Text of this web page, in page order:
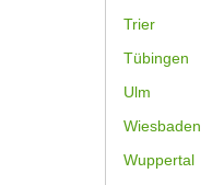
Trier
Tübingen
Ulm
Wiesbaden
Wuppertal